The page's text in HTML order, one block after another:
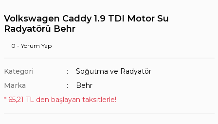
Volkswagen Caddy 1.9 TDI Motor Su
Radyatörü Behr
0 - Yorum Yap
Kategori
Soğutma ve Radyatör
Marka
Behr
* 65,21 TL den başlayan taksitlerle!